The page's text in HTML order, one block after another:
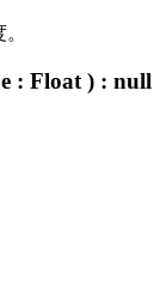
: Float ) : null